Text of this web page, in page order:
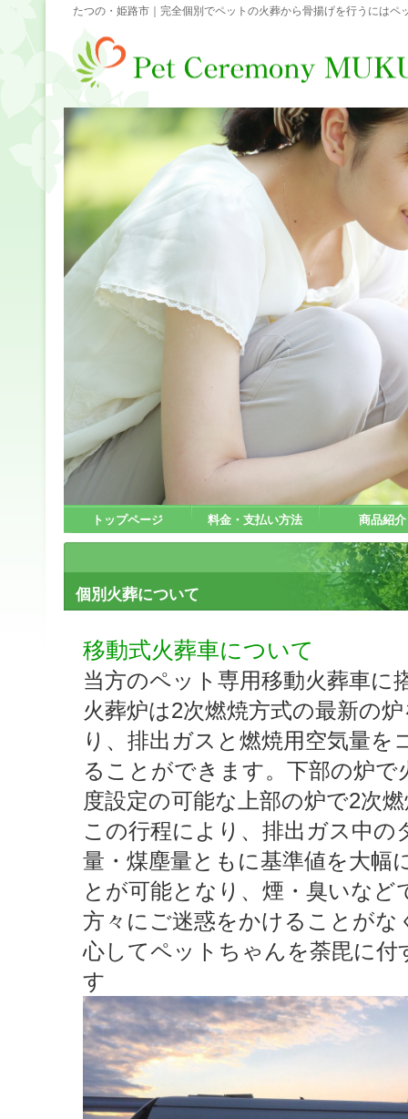
たつの・姫路市｜完全個別でペットの火葬から骨揚げを行うにはペ
個別火葬について
移動式火葬車について
当方のペット専用移動火葬車に
火葬炉は2次燃焼方式の最新の
り、排出ガスと燃焼用空気量を
ることができます。下部の炉で
度設定の可能な上部の炉で2次
この行程により、排出ガス中の
量・煤塵量ともに基準値を大幅
とが可能となり、煙・臭いなど
方々にご迷惑をかけることがな
心してペットちゃんを荼毘に付
す
トップページ 料金・支払い方法 商品紹介